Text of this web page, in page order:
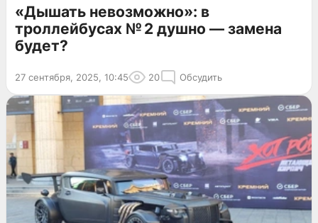
«Дышать невозможно»: в
троллейбусах № 2 душно — замена
будет?
27 сентября, 2025, 10:45 20 Обсудить